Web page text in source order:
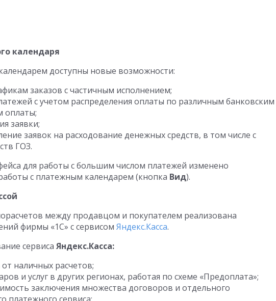
календаря
доступны новые возможности:
заказов с частичным исполнением;
с учетом распределения оплаты по различным банковским
оплаты;
заявки;
заявок на расходование денежных средств, в том числе с
ГОЗ.
для работы с большим числом платежей изменено
с платежным календарем (кнопка Вид).
между продавцом и покупателем реализована
фирмы «1С» с сервисом Яндекс.Касса.
сервиса Яндекс.Касса:
наличных расчетов;
и услуг в других регионах, работая по схеме «Предоплата»;
заключения множества договоров и отдельного